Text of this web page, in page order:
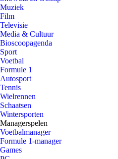
Muziek
Film
Televisie
Media & Cultuur
Bioscoopagenda
Sport
Voetbal
Formule 1
Autosport
Tennis
Wielrennen
Schaatsen
Wintersporten
Managerspelen
Voetbalmanager
Formule 1-manager
Games